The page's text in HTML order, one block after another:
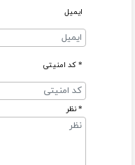
ایمیل
* کد امنیتی
* نظر